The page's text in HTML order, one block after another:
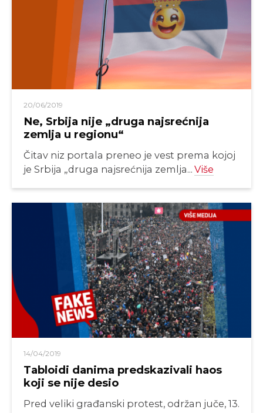
20/06/2019
Ne, Srbija nije „druga najsrećnija
zemlja u regionu“
Čitav niz portala preneo je vest prema kojoj
je Srbija „druga najsrećnija zemlja... Više
14/04/2019
Tabloidi danima predskazivali haos
koji se nije desio
Pred veliki građanski protest, održan juče, 13.